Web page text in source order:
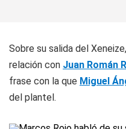
Sobre su salida del
relación con Juan Román
frase con la que Miguel
del plantel.